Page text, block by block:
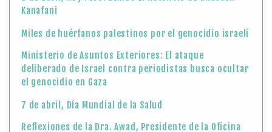
Kanafani
Miles de huérfanos palestinos por el genocidio israelí
Ministerio de Asuntos Exteriores: El ataque
deliberado de Israel contra periodistas busca ocultar
el genocidio en Gaza
7 de abril, Día Mundial de la Salud
Reflexiones de la Dra. Awad, Presidente de la Oficina